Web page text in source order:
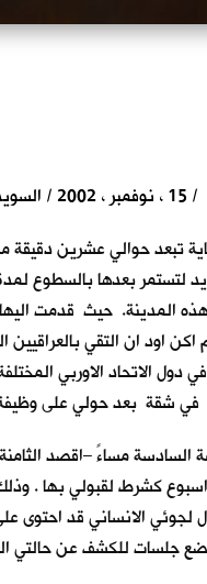
/ 15 ، نوفمبر ، 2002 / السويد
تبعد حوالي عشرين
لتستمر بعدها بالسطوع
اكن اود ان التقي
في دول الاتحاد الاوربي
شقة بعد حولي على وظيفة
كشرط لقبولي بها .
الانساني قد احتوى
جلسات للكشف عن حالتي